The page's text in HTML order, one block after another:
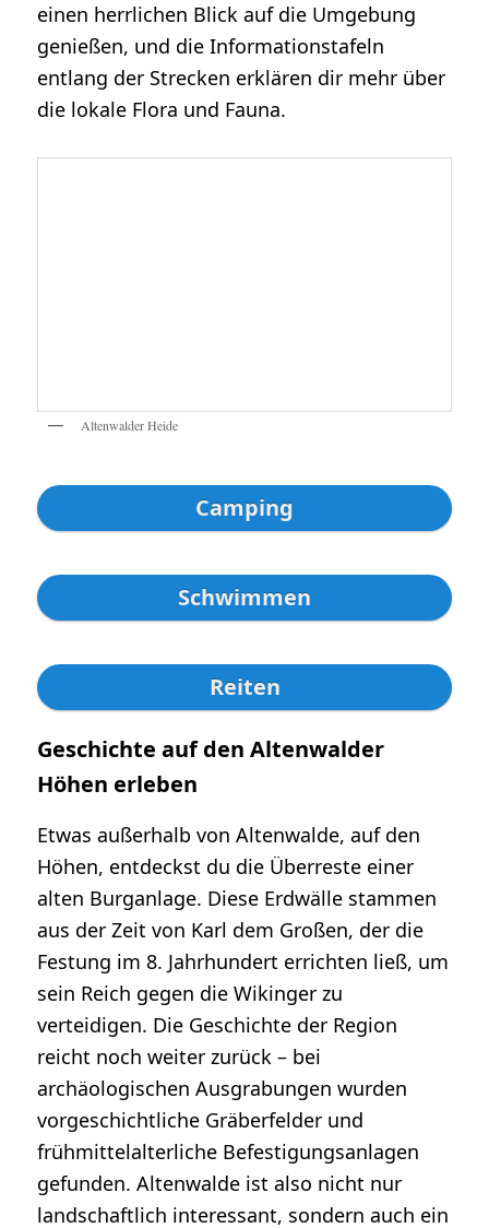
einen herrlichen Blick auf die Umgebung
genießen, und die Informationstafeln
entlang der Strecken erklären dir mehr über
die lokale Flora und Fauna.
Altenwalder Heide
Camping
Schwimmen
Reiten
Geschichte auf den Altenwalder
Höhen erleben
Etwas außerhalb von Altenwalde, auf den
Höhen, entdeckst du die Überreste einer
alten Burganlage. Diese Erdwälle stammen
aus der Zeit von Karl dem Großen, der die
Festung im 8. Jahrhundert errichten ließ, um
sein Reich gegen die Wikinger zu
verteidigen. Die Geschichte der Region
reicht noch weiter zurück – bei
archäologischen Ausgrabungen wurden
vorgeschichtliche Gräberfelder und
frühmittelalterliche Befestigungsanlagen
gefunden. Altenwalde ist also nicht nur
landschaftlich interessant, sondern auch ein